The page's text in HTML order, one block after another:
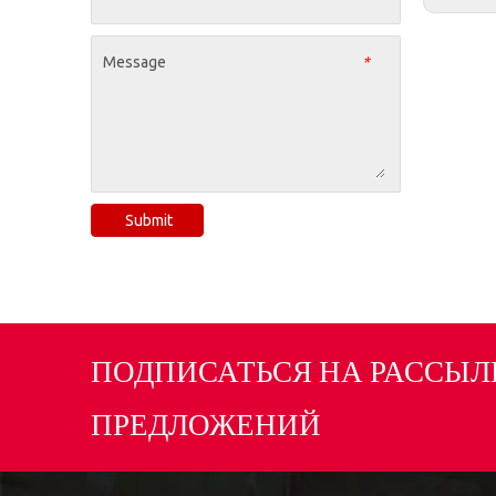
*
Message
Submit
ПОДПИСАТЬСЯ НА
ПРЕДЛОЖЕНИЙ